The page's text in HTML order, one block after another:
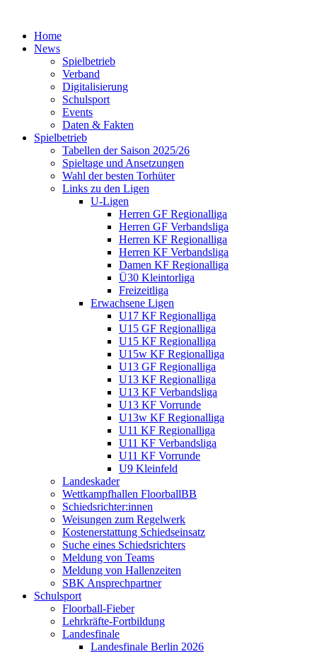
Home
News
Spielbetrieb
Verband
Digitalisierung
Schulsport
Events
Daten & Fakten
Spielbetrieb
Tabellen der Saison 2025/26
Spieltage und Ansetzungen
Wahl der besten Torhüter
Links zu den Ligen
U-Ligen
Herren GF Regionalliga
Herren GF Verbandsliga
Herren KF Regionalliga
Herren KF Verbandsliga
Damen KF Regionalliga
Ü30 Kleintorliga
Freizeitliga
Erwachsene Ligen
U17 KF Regionalliga
U15 GF Regionalliga
U15 KF Regionalliga
U15w KF Regionalliga
U13 GF Regionalliga
U13 KF Regionalliga
U13 KF Verbandsliga
U13 KF Vorrunde
U13w KF Regionalliga
U11 KF Regionalliga
U11 KF Verbandsliga
U11 KF Vorrunde
U9 Kleinfeld
Landeskader
Wettkampfhallen FloorballBB
Schiedsrichter:innen
Weisungen zum Regelwerk
Kostenerstattung Schiedseinsatz
Suche eines Schiedsrichters
Meldung von Teams
Meldung von Hallenzeiten
SBK Ansprechpartner
Schulsport
Floorball-Fieber
Lehrkräfte-Fortbildung
Landesfinale
Landesfinale Berlin 2026